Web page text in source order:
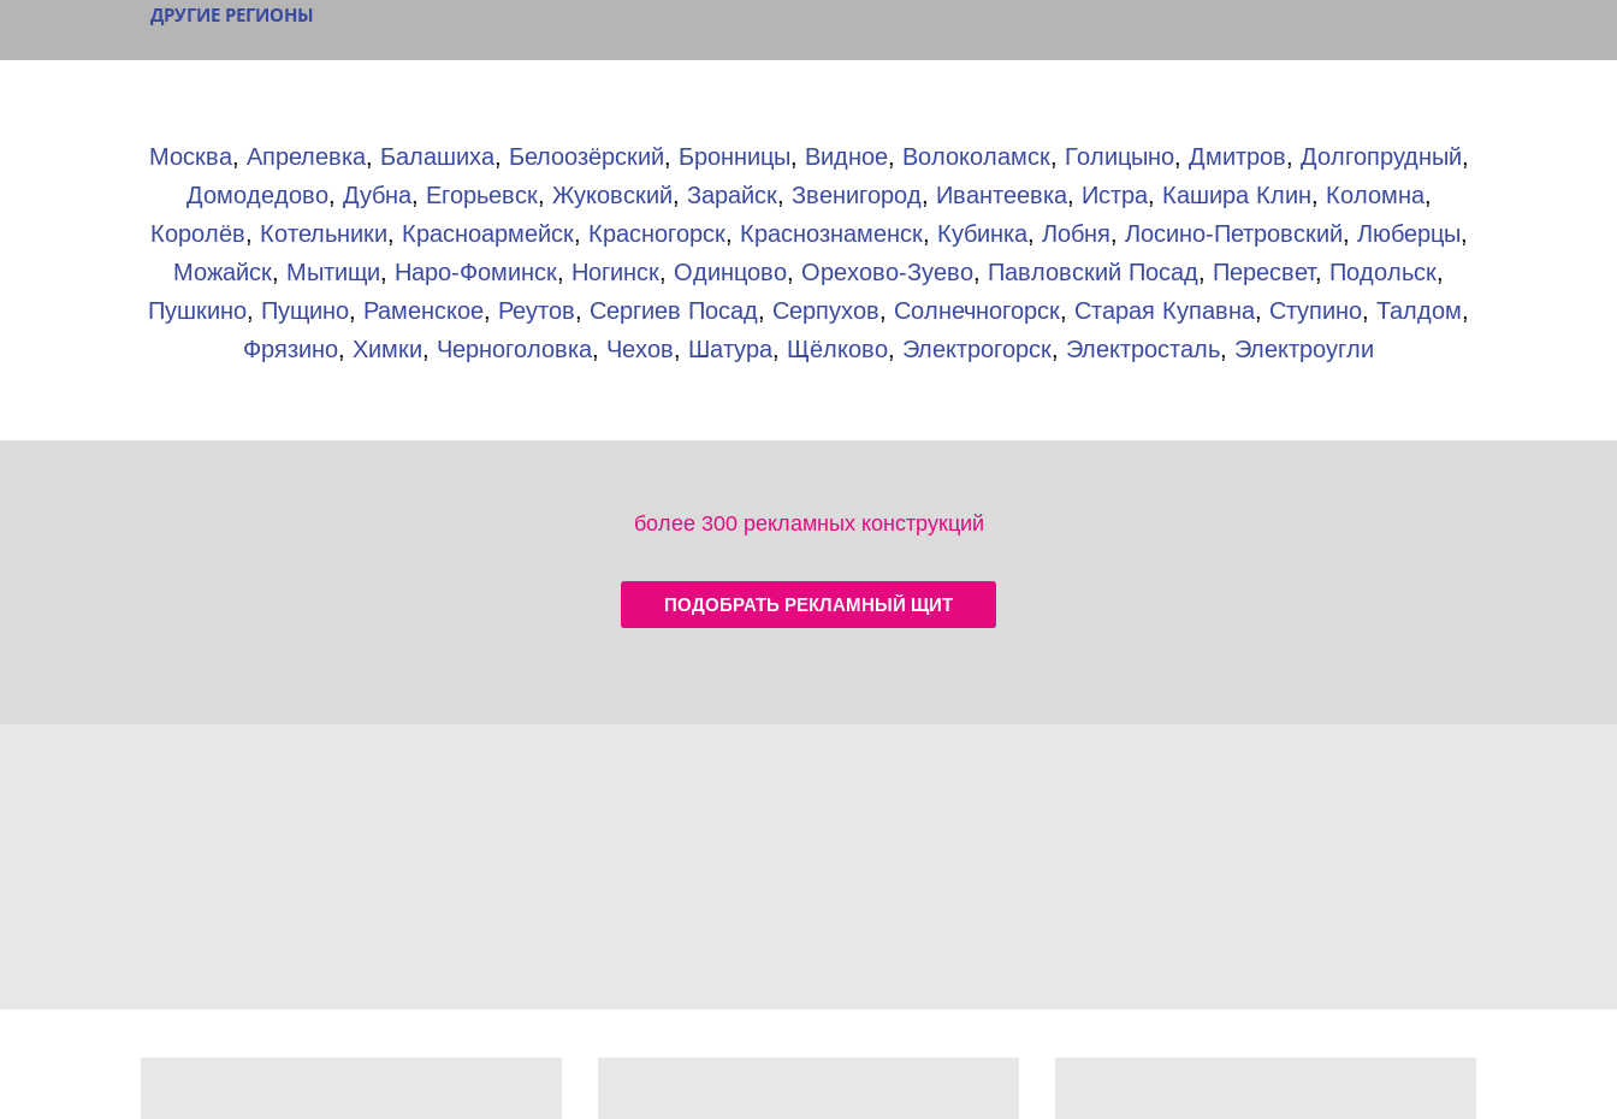
ДРУГИЕ РЕГИОНЫ
Москва, Апрелевка, Балашиха, Белоозёрский, Бронницы, Видное, Волоколамск, Голицыно, Дмитров, Долгопрудный,
Домодедово, Дубна, Егорьевск, Жуковский, Зарайск, Звенигород, Ивантеевка, Истра, Кашира Клин, Коломна,
Королёв, Котельники, Красноармейск, Красногорск, Краснознаменск, Кубинка, Лобня, Лосино-Петровский, Люберцы,
Можайск, Мытищи, Наро-Фоминск, Ногинск, Одинцово, Орехово-Зуево, Павловский Посад, Пересвет, Подольск,
Пушкино, Пущино, Раменское, Реутов, Сергиев Посад, Серпухов, Солнечногорск, Старая Купавна, Ступино, Талдом,
Фрязино, Химки, Черноголовка, Чехов, Шатура, Щёлково, Электрогорск, Электросталь, Электроугли
более 300 рекламных конструкций
ПОДОБРАТЬ РЕКЛАМНЫЙ ЩИТ